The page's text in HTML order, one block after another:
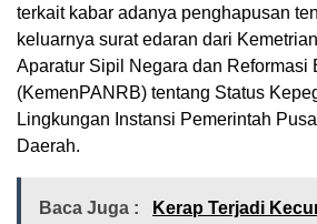
terkait kabar adanya penghapusan
keluarnya surat edaran dari
Aparatur Sipil Negara dan Reformasi
(KemenPANRB) tentang Status
Lingkungan Instansi Pemerintah
Daerah.
Baca Juga :
Kerap Terjadi